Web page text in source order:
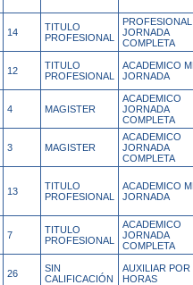
14
TITULO
PROFESIONAL
PROFESIONAL
JORNADA
COMPLETA
12
TITULO
PROFESIONAL
ACADEMICO
JORNADA
4 MAGISTER
ACADEMICO
JORNADA
COMPLETA
3 MAGISTER
ACADEMICO
JORNADA
COMPLETA
13
TITULO
PROFESIONAL
ACADEMICO
JORNADA
7
TITULO
PROFESIONAL
ACADEMICO
JORNADA
COMPLETA
26
SIN
CALIFICACIÓN
AUXILIAR POR
HORAS